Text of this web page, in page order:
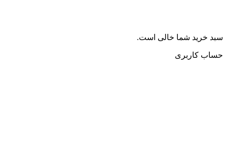
سبد خرید شما خالی است.
حساب کاربری